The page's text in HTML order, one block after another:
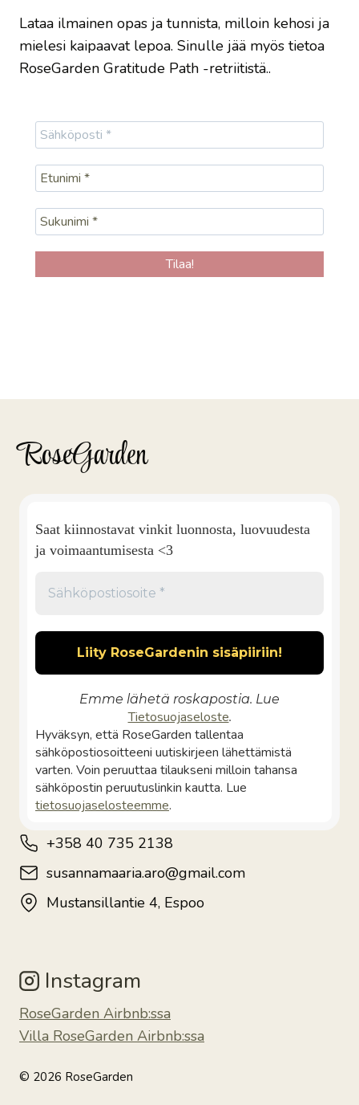
Lataa ilmainen opas ja tunnista, milloin kehosi ja
mielesi kaipaavat lepoa. Sinulle jää myös tietoa
RoseGarden Gratitude Path -retriitistä..
RoseGarden
Saat kiinnostavat vinkit luonnosta, luovuudesta
ja voimaantumisesta <3
Emme lähetä roskapostia. Lue
Tietosuojaseloste.
Hyväksyn, että RoseGarden tallentaa
sähköpostiosoitteeni uutiskirjeen lähettämistä
varten. Voin peruuttaa tilaukseni milloin tahansa
sähköpostin peruutuslinkin kautta. Lue
tietosuojaselosteemme.
+358 40 735 2138
susannamaaria.aro@gmail.com
Mustansillantie 4, Espoo
Instagram
RoseGarden Airbnb:ssa
Villa RoseGarden Airbnb:ssa
© 2026 RoseGarden